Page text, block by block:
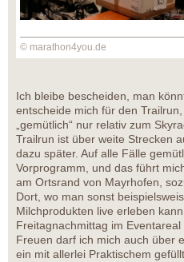
© marathon4you.de
Ich bleibe bescheiden, man
entscheide mich für den
„gemütlich“ nur relativ zum
Trailrun ist über weite Strecken
dazu später. Auf alle Fälle
Vorprogramm, und das führt
am Ortsrand von Mayrhofen,
Dort, wo man sonst
Milchprodukten live erleben
Freitagnachmittag im
Freuen darf ich mich auch über
ein mit allerlei Praktischem